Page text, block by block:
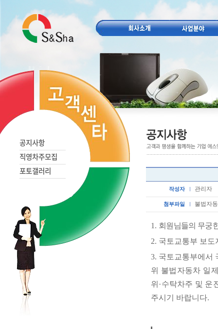
공지사항
직영차주모집
포토갤러리
작성자 관리자
첨부파일 불법자
1. 회원님들의 무궁
2. 국토교통부 보도
3. 국토교통부에서
위 불법자동차 일
위 ·수탁차주 및 운
주시기 바랍니다.